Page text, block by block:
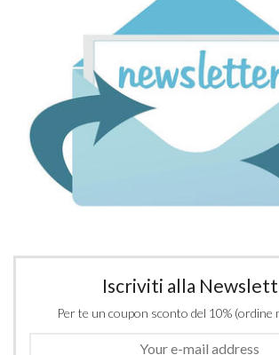
Iscriviti alla
Per te un coupon sconto del 10% (ordine